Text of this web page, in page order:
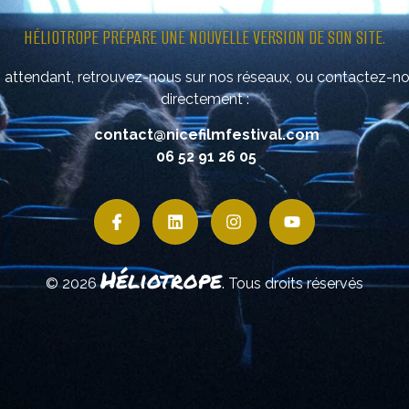
HÉLIOTROPE PRÉPARE UNE NOUVELLE VERSION DE SON SITE.
attendant, retrouvez-nous sur nos réseaux, ou contactez-
directement :
contact@nicefilmfestival.com
06 52 91 26 05
© 2026Héliotrope. Tous droits réservés